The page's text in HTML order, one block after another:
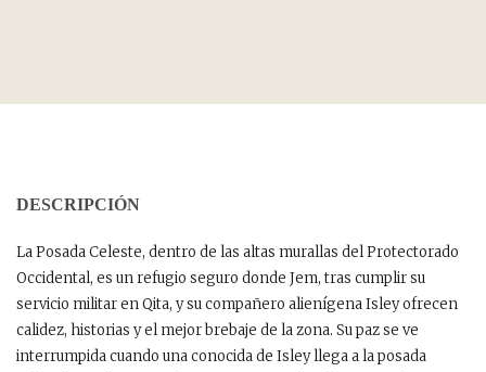
DESCRIPCIÓN
La Posada Celeste, dentro de las altas murallas del Protectorado
Occidental, es un refugio seguro donde Jem, tras cumplir su
servicio militar en Qita, y su compañero alienígena Isley ofrecen
calidez, historias y el mejor brebaje de la zona. Su paz se ve
interrumpida cuando una conocida de Isley llega a la posada